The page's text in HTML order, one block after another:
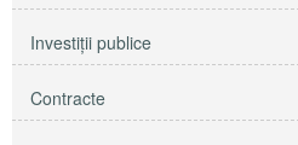
Investiţii publice
Contracte